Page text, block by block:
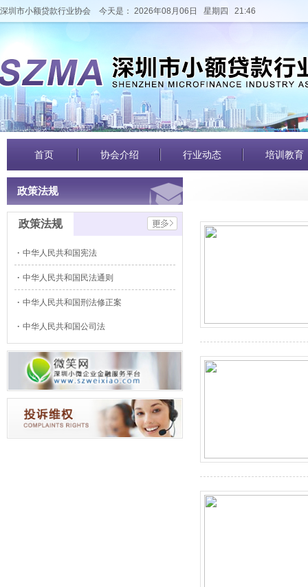
深圳市小额贷款行业协会 今天是： 2026年08月06日 星期四 21:46
首页 协会介绍 行业动态 培训教育
政策法规
政策法规
中华人民共和国宪法
中华人民共和国民法通则
中华人民共和国刑法修正案
中华人民共和国公司法